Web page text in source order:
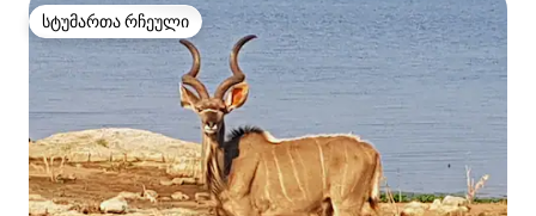
სტუმართა რჩეული
სტუმართა რჩეული